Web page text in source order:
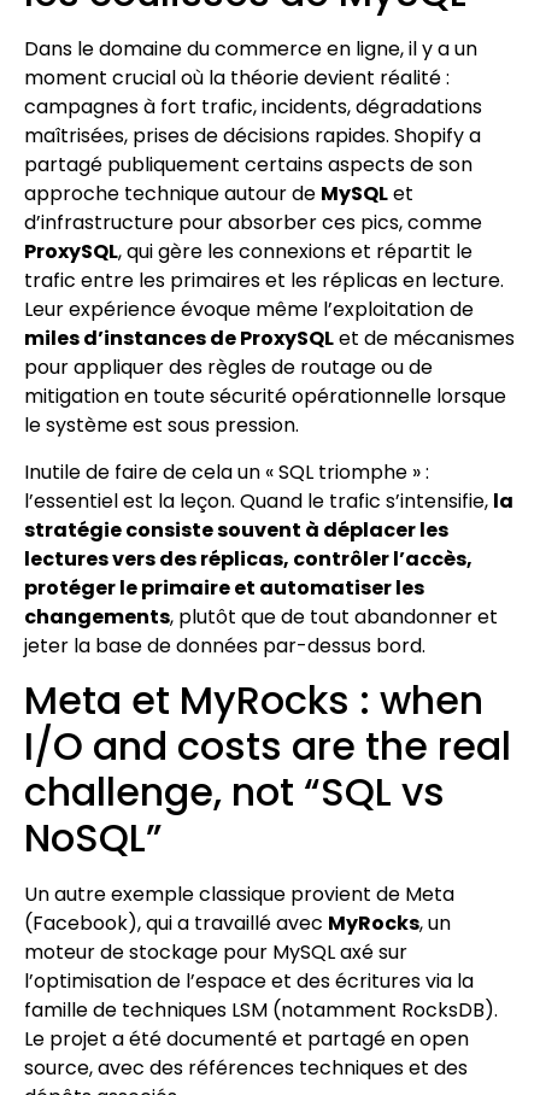
Dans le domaine du commerce en ligne, il y a un
moment crucial où la théorie devient réalité :
campagnes à fort trafic, incidents, dégradations
maîtrisées, prises de décisions rapides. Shopify a
partagé publiquement certains aspects de son
approche technique autour de MySQLet
d’infrastructure pour absorber ces pics, comme
ProxySQL, qui gère les connexions et répartit le
trafic entre les primaires et les réplicas en lecture.
Leur expérience évoque même l’exploitation de
miles d’instances de ProxySQLet de mécanismes
pour appliquer des règles de routage ou de
mitigation en toute sécurité opérationnelle lorsque
le système est sous pression.
Inutile de faire de cela un « SQL triomphe » :
l’essentiel est la leçon. Quand le trafic s’intensifie, la
stratégie consiste souvent à déplacer les
lectures vers des réplicas, contrôler l’accès,
protéger le primaire et automatiser les
changements, plutôt que de tout abandonner et
jeter la base de données par-dessus bord.
Meta et MyRocks : when
I/O and costs are the real
challenge, not “SQL vs
NoSQL”
Un autre exemple classique provient de Meta
(Facebook), qui a travaillé avec MyRocks, un
moteur de stockage pour MySQL axé sur
l’optimisation de l’espace et des écritures via la
famille de techniques LSM (notamment RocksDB).
Le projet a été documenté et partagé en open
source, avec des références techniques et des